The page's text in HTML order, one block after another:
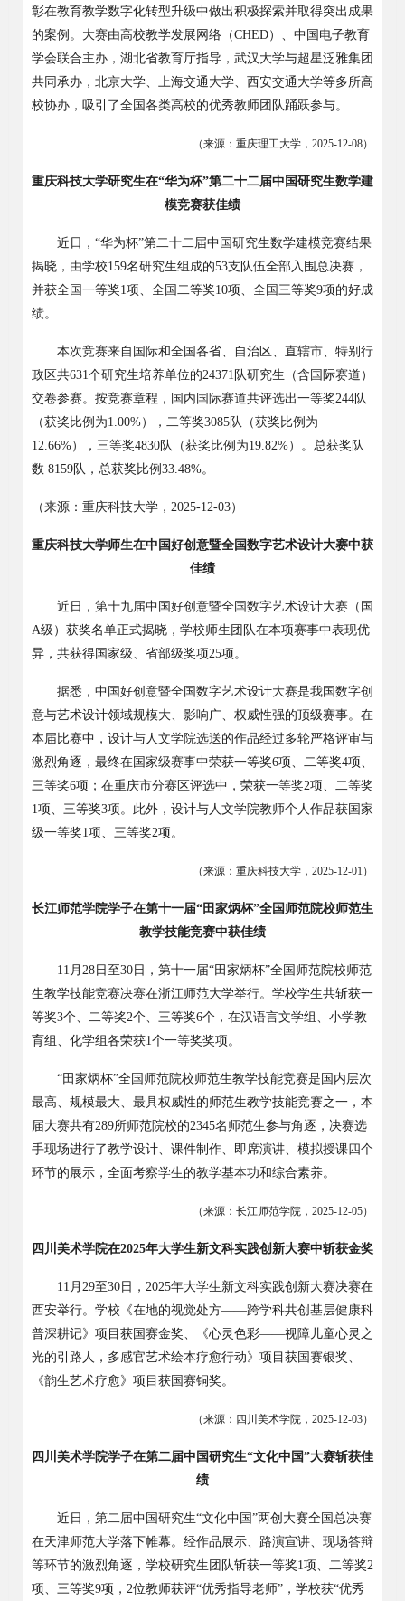
彰在教育教学数字化转型升级中做出积极探索并取得突出成果
的案例。大赛由高校教学发展网络（CHED）、中国电子教育
学会联合主办，湖北省教育厅指导，武汉大学与超星泛雅集团
共同承办，北京大学、上海交通大学、西安交通大学等多所高
校协办，吸引了全国各类高校的优秀教师团队踊跃参与。
（来源：重庆理工大学， 2025-12-08）
重庆科技大学研究生在“华为杯”第二十二届中国研究生数学建
模竞赛获佳绩
近日， “华为杯”第二十二届中国研究生数学建模竞赛结果
揭晓，由学校159名研究生组成的53支队伍全部入围总决赛，
并获全国一等奖1项、全国二等奖10项、全国三等奖9项的好成
绩。
本次竞赛来自国际和全国各省、自治区、直辖市、特别行
政区共631个研究生培养单位的24371 队研究生（含国际赛道）
交卷参赛。按竞赛章程，国内国际赛道共评选出一等奖244队
（获奖比例为1.00%），二等奖3085队（获奖比例为
12.66%），三等奖4830队（获奖比例为19.82%）。总获奖队
数 8159队，总获奖比例 33.48%。
（来源：重庆科技大学， 2025-12-03）
重庆科技大学师生在中国好创意暨全国数字艺术设计大赛中获
佳绩
近日，第十九届中国好创意暨全国数字艺术设计大赛（国
A级）获奖名单正式揭晓，学校师生团队在本项赛事中表现优
异，共获得国家级、省部级奖项25项。
据悉，中国好创意暨全国数字艺术设计大赛是我国数字创
意与艺术设计领域规模大、影响广、权威性强的顶级赛事。在
本届比赛中，设计与人文学院选送的作品经过多轮严格评审与
激烈角逐，最终在国家级赛事中荣获一等奖6项、二等奖4项、
三等奖6项；在重庆市分赛区评选中，荣获一等奖2项、二等奖
1项、三等奖3项。此外，设计与人文学院教师个人作品获国家
级一等奖1项、三等奖2项。
（来源：重庆科技大学， 2025-12-01 ）
长江师范学院学子在第十一届“田家炳杯”全国师范院校师范生
教学技能竞赛中获佳绩
11 月 28 日至30 日，第十一届“田家炳杯”全国师范院校师范
生教学技能竞赛决赛在浙江师范大学举行。学校学生共斩获一
等奖3个、二等奖2个、三等奖6个，在汉语言文学组、小学教
育组、化学组各荣获1个一等奖奖项。
“田家炳杯”全国师范院校师范生教学技能竞赛是国内层次
最高、规模最大、最具权威性的师范生教学技能竞赛之一，本
届大赛共有289所师范院校的2345名师范生参与角逐，决赛选
手现场进行了教学设计、课件制作、即席演讲、模拟授课四个
环节的展示，全面考察学生的教学基本功和综合素养。
（来源：长江师范学院， 2025-12-05）
四川美术学院在2025年大学生新文科实践创新大赛中斩获金奖
11 月 29至30 日， 2025年大学生新文科实践创新大赛决赛在
西安举行。学校《在地的视觉处方——跨学科共创基层健康科
普深耕记》项目获国赛金奖、《心灵色彩——视障儿童心灵之
光的引路人，多感官艺术绘本疗愈行动》项目获国赛银奖、
《韵生艺术疗愈》项目获国赛铜奖。
（来源：四川美术学院， 2025-12-03）
四川美术学院学子在第二届中国研究生“文化中国”大赛斩获佳
绩
近日，第二届中国研究生“文化中国”两创大赛全国总决赛
在天津师范大学落下帷幕。经作品展示、路演宣讲、现场答辩
等环节的激烈角逐，学校研究生团队斩获一等奖1项、二等奖2
项、三等奖9项， 2位教师获评“优秀指导老师”，学校获“优秀